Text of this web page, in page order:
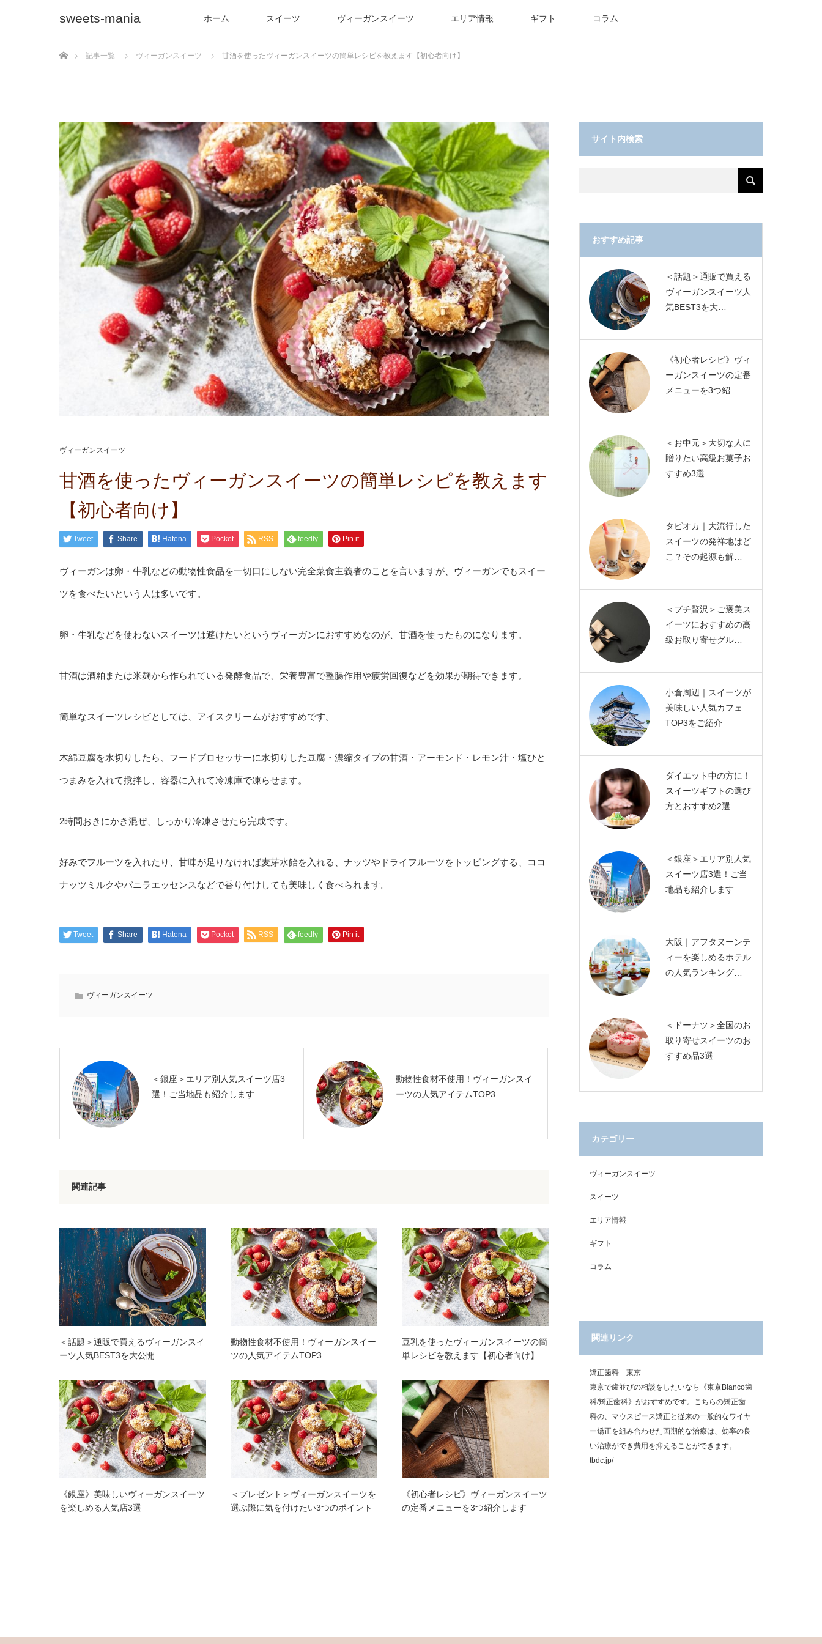
sweets-mania ホーム スイーツ ヴィーガンスイーツ エリア情報 ギフト コラム
記事一覧
ヴィーガンスイーツ 甘酒を使ったヴィーガンスイーツの簡単レシピを教えます【初心者向け】
ヴィーガンスイーツ
甘酒を使ったヴィーガンスイーツの簡単レシピを教えます
【初心者向け】
Tweet Share Hatena Pocket RSS feedly Pin it
ヴィーガンは卵・牛乳などの動物性食品を一切口にしない完全菜食主義者のことを言いますが、ヴィーガンでもスイー
ツを食べたいという人は多いです。
卵・牛乳などを使わないスイーツは避けたいというヴィーガンにおすすめなのが、甘酒を使ったものになります。
甘酒は酒粕または米麹から作られている発酵食品で、栄養豊富で整腸作用や疲労回復などを効果が期待できます。
簡単なスイーツレシピとしては、アイスクリームがおすすめです。
木綿豆腐を水切りしたら、フードプロセッサーに水切りした豆腐・濃縮タイプの甘酒・アーモンド・レモン汁・塩ひと
つまみを入れて撹拌し、容器に入れて冷凍庫で凍らせます。
2時間おきにかき混ぜ、しっかり冷凍させたら完成です。
好みでフルーツを入れたり、甘味が足りなければ麦芽水飴を入れる、ナッツやドライフルーツをトッピングする、ココ
ナッツミルクやバニラエッセンスなどで香り付けしても美味しく食べられます。
Tweet Share Hatena Pocket RSS feedly Pin it
ヴィーガンスイーツ
＜銀座＞エリア別人気スイーツ店3
選！ご当地品も紹介します
動物性食材不使用！ヴィーガンスイ
ーツの人気アイテムTOP3
関連記事
＜話題＞通販で買えるヴィーガンスイ
ーツ人気BEST3を大公開
動物性食材不使用！ヴィーガンスイー
ツの人気アイテムTOP3
豆乳を使ったヴィーガンスイーツの簡
単レシピを教えます【初心者向け】
《銀座》美味しいヴィーガンスイーツ
を楽しめる人気店3選
＜プレゼント＞ヴィーガンスイーツを
選ぶ際に気を付けたい3つのポイント
《初心者レシピ》ヴィーガンスイーツ
の定番メニューを3つ紹介します
サイト内検索
おすすめ記事
＜話題＞通販で買える
ヴィーガンスイーツ人
気BEST3を大…
《初心者レシピ》ヴィ
ーガンスイーツの定番
メニューを3つ紹…
＜お中元＞大切な人に
贈りたい高級お菓子お
すすめ3選
タピオカ｜大流行した
スイーツの発祥地はど
こ？その起源も解…
＜プチ贅沢＞ご褒美ス
イーツにおすすめの高
級お取り寄せグル…
小倉周辺｜スイーツが
美味しい人気カフェ
TOP3をご紹介
ダイエット中の方に！
スイーツギフトの選び
方とおすすめ2選…
＜銀座＞エリア別人気
スイーツ店3選！ご当
地品も紹介します…
大阪｜アフタヌーンテ
ィーを楽しめるホテル
の人気ランキング…
＜ドーナツ＞全国のお
取り寄せスイーツのお
すすめ品3選
カテゴリー
ヴィーガンスイーツ
スイーツ
エリア情報
ギフト
コラム
関連リンク
矯正歯科 東京
東京で歯並びの相談をしたいなら《東京Bianco歯
科/矯正歯科》がおすすめです。こちらの矯正歯
科の、マウスピース矯正と従来の一般的なワイヤ
ー矯正を組み合わせた画期的な治療は、効率の良
い治療ができ費用を抑えることができます。
tbdc.jp/